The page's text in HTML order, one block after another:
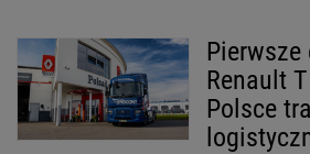
Renault
Polsce